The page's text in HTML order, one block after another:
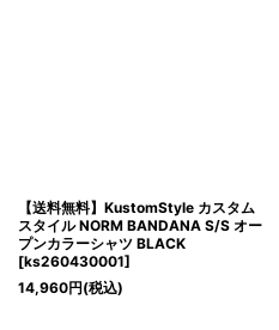
【送料無料】KustomStyle カスタム
スタイル NORM BANDANA S/S オー
プンカラーシャツ BLACK
[ks260430001]
14,960円(税込)